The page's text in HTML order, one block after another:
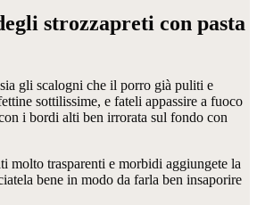
strozzapreti con pasta
sia gli scalogni che il porro già puliti e
sottilissime, e fateli appassire a fuoco
i bordi alti ben irrorata sul fondo con
molto trasparenti e morbidi aggiungete la
bene in modo da farla ben insaporire